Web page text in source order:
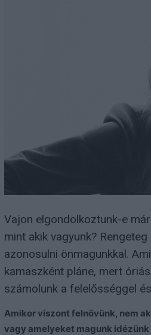
Vajon elgondolkoztunk-e
mint akik vagyunk?
azonosulni önmagunkkal.
kamaszként pláne, mert
számolunk a felelősséggel
Amikor viszont felnövünk, nem
vagy amelyeket magunk idézünk